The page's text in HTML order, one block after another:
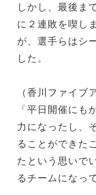
しかし、最後ま
に２連敗を喫し
が、選手らはシ
した。
（香川ファイブ
「平日開催にも
力になったし、
ることができた
たという思いで
るチームになっ